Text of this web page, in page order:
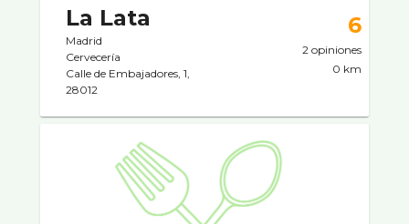
La Lata
Madrid
Cervecerí­a
Calle de Embajadores, 1,
28012
6
2 opiniones
0 km